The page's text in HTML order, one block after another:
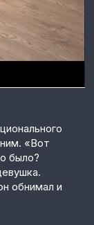
«Вот
было?
обнимал и